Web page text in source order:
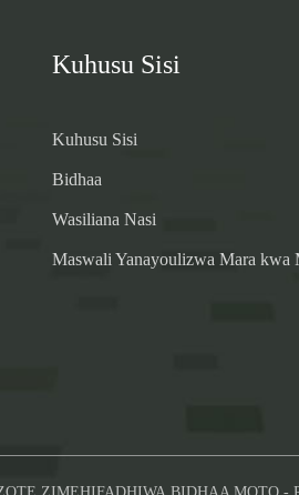
Kuhusu Sisi
Kuhusu Sisi
Bidhaa
Wasiliana Nasi
Maswali Yanayoulizwa Mara kwa